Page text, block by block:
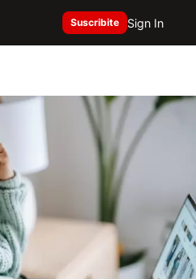
Suscribite Sign In